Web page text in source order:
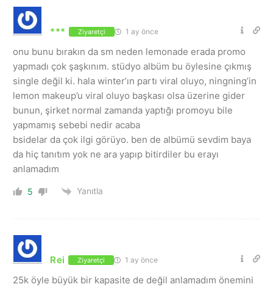
*** Ziyaretçi 1 ay önce
onu bunu bırakın da sm neden lemonade erada promo
yapmadı çok şaşkınım. stüdyo albüm bu öylesine çıkmış
single değil ki. hala winter’ın partı viral oluyo, ningning’in
lemon makeup’u viral oluyo başkası olsa üzerine gider
bunun, şirket normal zamanda yaptığı promoyu bile
yapmamış sebebi nedir acaba
bsidelar da çok ilgi görüyo. ben de albümü sevdim baya
da hiç tanıtım yok ne ara yapıp bitirdiler bu erayı
anlamadım
5 Yanıtla
Rei Ziyaretçi 1 ay önce
25k öyle büyük bir kapasite de değil anlamadım önemini